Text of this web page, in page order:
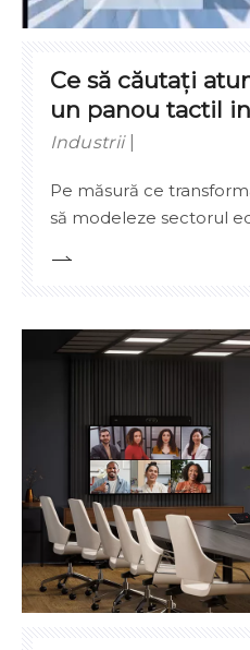
Ce să căutați
un panou tactil
școala dvs
Industrii
Pe măsură ce
să modeleze sectorul
panoul tactil interactiv
puternic care
tradiționale și chiar